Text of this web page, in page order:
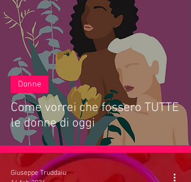
Come vorrei che fossero TUTTE
le donne di oggi
Donne
Giuseppe Truddaiu